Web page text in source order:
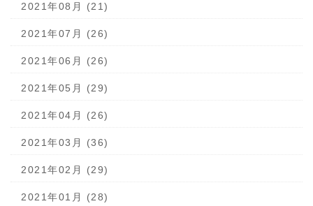
2021年08月 (21)
2021年07月 (26)
2021年06月 (26)
2021年05月 (29)
2021年04月 (26)
2021年03月 (36)
2021年02月 (29)
2021年01月 (28)